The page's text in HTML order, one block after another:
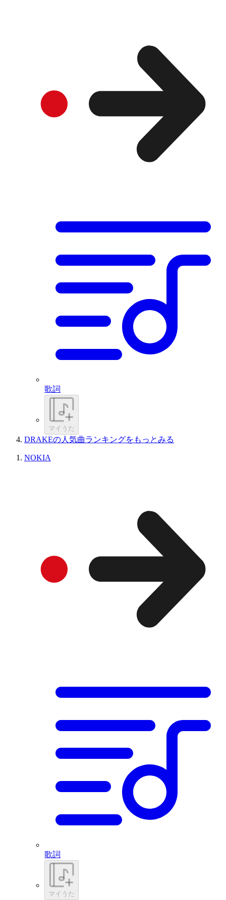
歌詞
マイうた
DRAKEの人気曲ランキングをもっとみる
NOKIA
歌詞
マイうた